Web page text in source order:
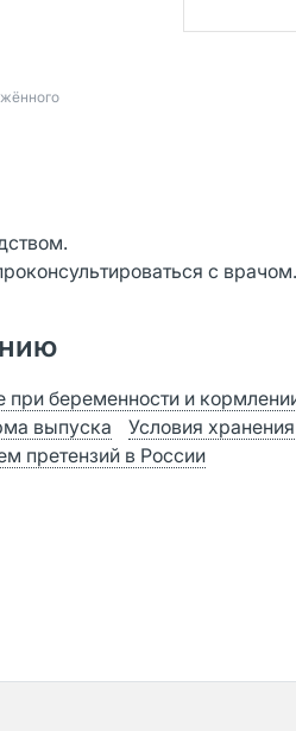
с врачом.
при беременности и
выпуска Условия хранения
претензий в России